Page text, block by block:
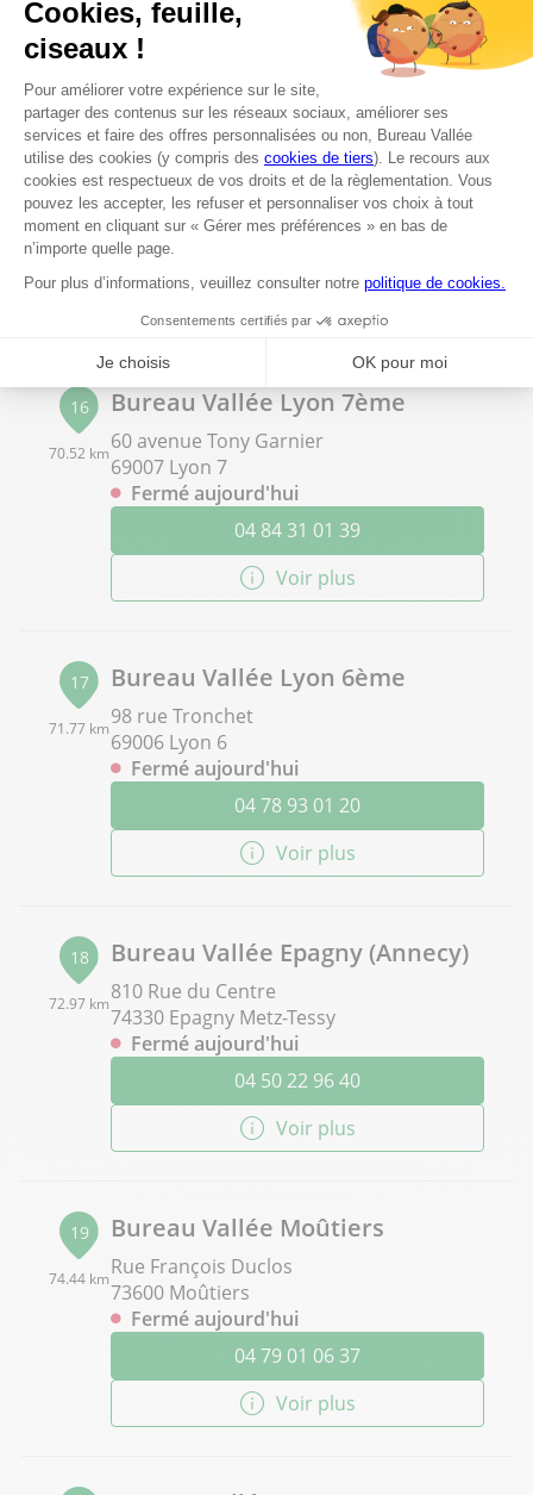
Voir plus
15
70.37 km
Bureau Vallée Valence (Drome)
170 Chemin des couleures
26000 Valence
Fermé aujourd'hui
16
70.52 km
Bureau Vallée Lyon 7ème
60 avenue Tony Garnier
69007 Lyon 7
Fermé aujourd'hui
04 84 31 01 39
Voir plus
17
71.77 km
Bureau Vallée Lyon 6ème
98 rue Tronchet
69006 Lyon 6
Fermé aujourd'hui
04 78 93 01 20
Voir plus
18
72.97 km
Bureau Vallée Epagny (Annecy)
810 Rue du Centre
74330 Epagny Metz-Tessy
Fermé aujourd'hui
04 50 22 96 40
Voir plus
19
74.44 km
Bureau Vallée Moûtiers
Rue François Duclos
73600 Moûtiers
Fermé aujourd'hui
04 79 01 06 37
Voir plus